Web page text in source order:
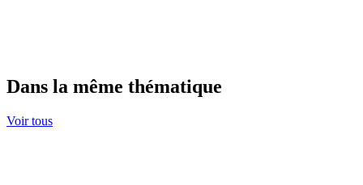
Dans la même thématique
Voir tous